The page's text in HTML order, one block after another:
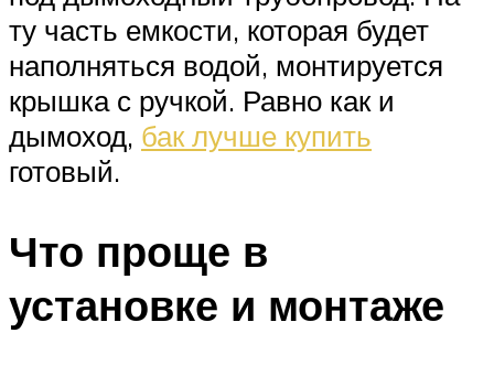
ту часть емкости, которая будет
наполняться водой, монтируется
крышка с ручкой. Равно как и
дымоход, бак лучше купить
готовый.
Что проще в
установке и монтаже